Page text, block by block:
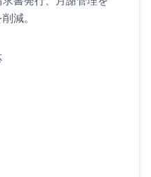
減。